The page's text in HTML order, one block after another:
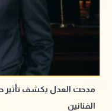
مدحت العدل يكشف تأثير
الفنانين